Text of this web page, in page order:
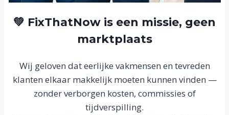
💚 FixThatNow is een missie, geen
marktplaats
Wij geloven dat eerlijke vakmensen en tevreden
klanten elkaar makkelijk moeten kunnen vinden —
zonder verborgen kosten, commissies of
tijdverspilling.